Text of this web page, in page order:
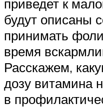
приведет к
будут описаны
принимать
время
Расскажем,
дозу витамина
в